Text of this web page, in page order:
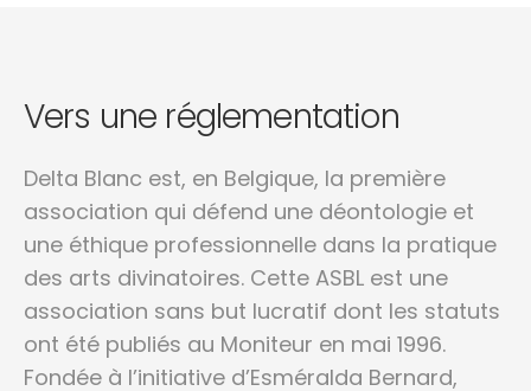
Vers une réglementation
Delta Blanc est, en Belgique, la première
association qui défend une déontologie et
une éthique professionnelle dans la pratique
des arts divinatoires. Cette ASBL est une
association sans but lucratif dont les statuts
ont été publiés au Moniteur en mai 1996.
Fondée à l’initiative d’Esméralda Bernard,